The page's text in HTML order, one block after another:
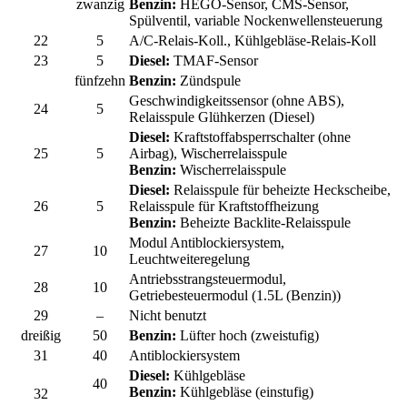
zwanzig Benzin: HEGO-Sensor, CMS-Sensor,
Spülventil, variable Nockenwellensteuerung
22
5
A/C-Relais-Koll., Kühlgebläse-Relais-Koll
23
5 Diesel: TMAF-Sensor
fünfzehn Benzin: Zündspule
24
5
Geschwindigkeitssensor (ohne ABS),
Relaisspule Glühkerzen (Diesel)
25 5
Diesel: Kraftstoffabsperrschalter (ohne
Airbag), Wischerrelaisspule
Benzin: Wischerrelaisspule
26 5
Diesel: Relaisspule für beheizte Heckscheibe,
Relaisspule für Kraftstoffheizung
Benzin: Beheizte Backlite-Relaisspule
27
10
Modul Antiblockiersystem,
Leuchtweiteregelung
28
10
Antriebsstrangsteuermodul,
Getriebesteuermodul (1.5L (Benzin))
29
–
Nicht benutzt
dreißig
50 Benzin: Lüfter hoch (zweistufig)
31
40 Antiblockiersystem
32
40
Diesel: Kühlgebläse
Benzin: Kühlgebläse (einstufig)